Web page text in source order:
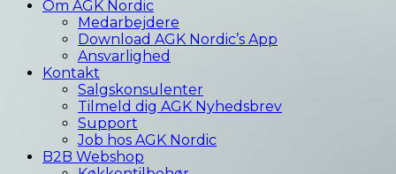
Om AGK Nordic
Medarbejdere
Download AGK Nordic’s App
Ansvarlighed
Kontakt
Salgskonsulenter
Tilmeld dig AGK Nyhedsbrev
Support
Job hos AGK Nordic
B2B Webshop